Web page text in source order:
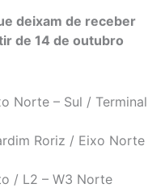
deixam de receber
de 14 de outubro
Norte – Sul / Terminal
Roriz / Eixo Norte
/ L2 – W3 Norte